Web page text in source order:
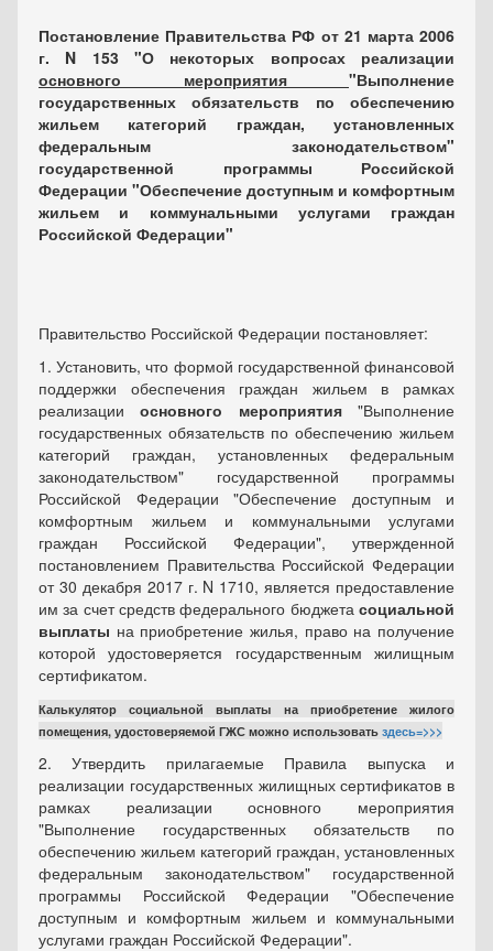
Постановление Правительства РФ от 21 марта 2006
г. N 153 "О некоторых вопросах реализации
основного мероприятия "Выполнение
государственных обязательств по обеспечению
жильем категорий граждан, установленных
федеральным законодательством"
государственной программы Российской
Федерации "Обеспечение доступным и комфортным
жильем и коммунальными услугами граждан
Российской Федерации"
Правительство Российской Федерации постановляет:
1. Установить, что формой государственной финансовой
поддержки обеспечения граждан жильем в рамках
реализацииосновного мероприятия"Выполнение
государственных обязательств по обеспечению жильем
категорий граждан, установленных федеральным
законодательством" государственной программы
Российской Федерации "Обеспечение доступным и
комфортным жильем и коммунальными услугами
граждан Российской Федерации", утвержденной
постановлением Правительства Российской Федерации
от 30 декабря 2017 г. N 1710, является предоставление
им за счет средств федерального бюджета социальной
выплаты на приобретение жилья, право на получение
которой удостоверяется государственным жилищным
сертификатом.
Калькулятор социальной выплаты на приобретение жилого
помещения, удостоверяемой ГЖС можно использовать здесь=>>>
2. Утвердить прилагаемые Правила выпуска и
реализации государственных жилищных сертификатов в
рамках реализации основного мероприятия
"Выполнение государственных обязательств по
обеспечению жильем категорий граждан, установленных
федеральным законодательством" государственной
программы Российской Федерации "Обеспечение
доступным и комфортным жильем и коммунальными
услугами граждан Российской Федерации".